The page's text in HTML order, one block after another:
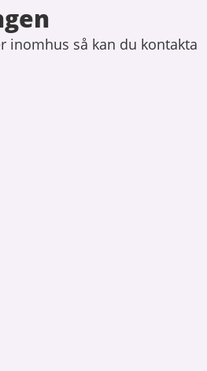
inomhus så kan du kontakta